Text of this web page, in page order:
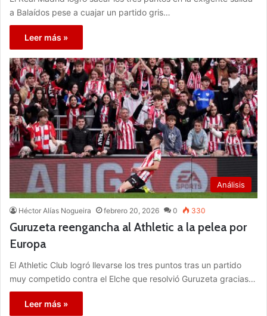
a Balaídos pese a cuajar un partido gris…
Leer más »
Análisis
Héctor Alías Nogueira febrero 20, 2026 0 330
Guruzeta reengancha al Athletic a la pelea por
Europa
El Athletic Club logró llevarse los tres puntos tras un partido
muy competido contra el Elche que resolvió Guruzeta gracias…
Leer más »